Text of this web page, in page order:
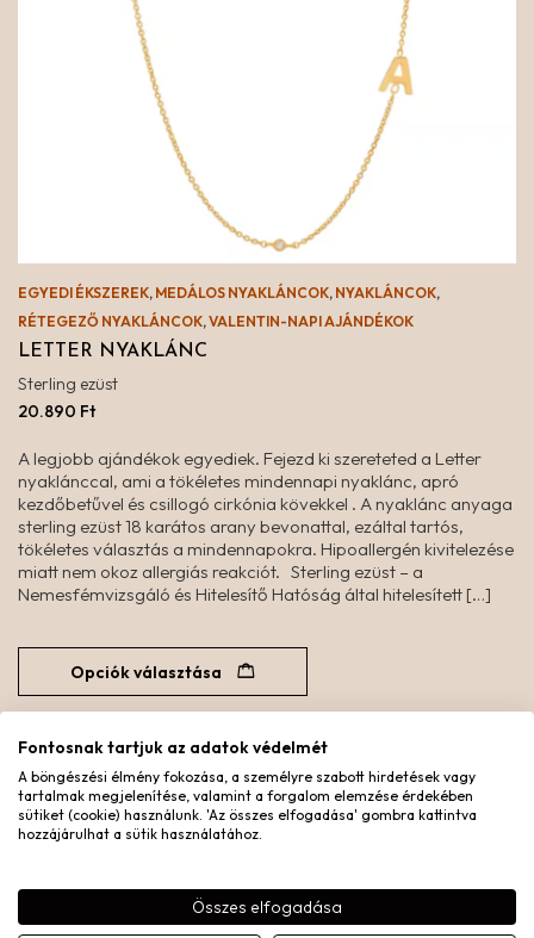
EGYEDI ÉKSZEREK, MEDÁLOS NYAKLÁNCOK, NYAKLÁNCOK,
RÉTEGEZŐ NYAKLÁNCOK,VALENTIN-NAPI AJÁNDÉKOK
LETTER NYAKLÁNC
Sterling ezüst
20.890 Ft
A legjobb ajándékok egyediek. Fejezd ki szereteted a Letter
nyaklánccal, ami a tökéletes mindennapi nyaklánc, apró
kezdőbetűvel és csillogó cirkónia kövekkel . A nyaklánc anyaga
sterling ezüst 18 karátos arany bevonattal, ezáltal tartós,
tökéletes választás a mindennapokra. Hipoallergén kivitelezése
miatt nem okoz allergiás reakciót. Sterling ezüst – a
Nemesfémvizsgáló és Hitelesítő Hatóság által hitelesített […]
Opciók választása
ÜGYFÉLSZOLGÁLAT
Fontosnak tartjuk az adatok védelmét
A böngészési élmény fokozása, a személyre szabott hirdetések vagy
tartalmak megjelenítése, valamint a forgalom elemzése érdekében
sütiket (cookie) használunk. 'Az összes elfogadása' gombra kattintva
hozzájárulhat a sütik használatához.
Összes elfogadása